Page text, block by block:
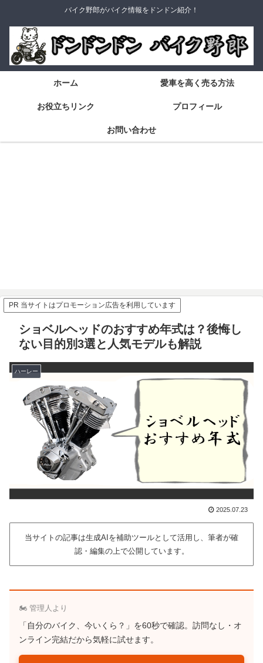
バイク野郎がバイク情報をドンドン紹介！
ホーム 愛車を高く売る方法
お役立ちリンク プロフィール
お問い合わせ
PR 当サイトはプロモーション広告を利用しています
ショベルヘッドのおすすめ年式は？後悔し
ない目的別3選と人気モデルも解説
ハーレー
2025.07.23
当サイトの記事は生成AIを補助ツールとして活用し、筆者が確
認・編集の上で公開しています。
🏍️ 管理人より
「自分のバイク、今いくら？」を60秒で確認。訪問なし・オ
ンライン完結だから気軽に試せます。